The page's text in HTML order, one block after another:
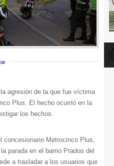
agresión de la que fue víctima
Plus. El hecho ocurrió en la
los hechos.
concesionario Metrocinco Plus,
parada en el barrio Prados del
a trasladar a los usuarios que